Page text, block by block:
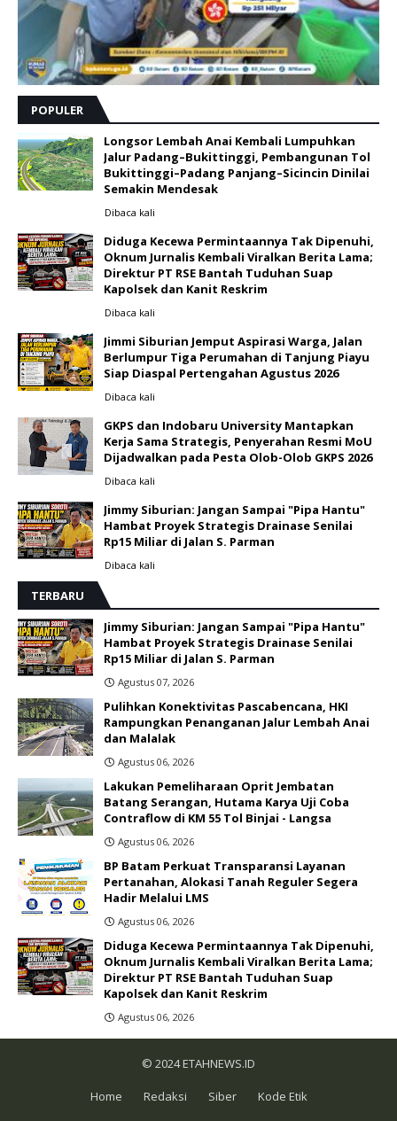
POPULER
Longsor Lembah Anai Kembali Lumpuhkan
Jalur Padang–Bukittinggi, Pembangunan Tol
Bukittinggi–Padang Panjang–Sicincin Dinilai
Semakin Mendesak
Dibaca kali
Diduga Kecewa Permintaannya Tak Dipenuhi,
Oknum Jurnalis Kembali Viralkan Berita Lama;
Direktur PT RSE Bantah Tuduhan Suap
Kapolsek dan Kanit Reskrim
Dibaca kali
Jimmi Siburian Jemput Aspirasi Warga, Jalan
Berlumpur Tiga Perumahan di Tanjung Piayu
Siap Diaspal Pertengahan Agustus 2026 ‎
Dibaca kali
GKPS dan Indobaru University Mantapkan
Kerja Sama Strategis, Penyerahan Resmi MoU
Dijadwalkan pada Pesta Olob-Olob GKPS 2026 ‎
Dibaca kali
Jimmy Siburian: Jangan Sampai "Pipa Hantu"
Hambat Proyek Strategis Drainase Senilai
Rp15 Miliar di Jalan S. Parman
Dibaca kali
TERBARU
Jimmy Siburian: Jangan Sampai "Pipa Hantu"
Hambat Proyek Strategis Drainase Senilai
Rp15 Miliar di Jalan S. Parman
Agustus 07, 2026
Pulihkan Konektivitas Pascabencana, HKI
Rampungkan Penanganan Jalur Lembah Anai
dan Malalak
Agustus 06, 2026
Lakukan Pemeliharaan Oprit Jembatan
Batang Serangan, Hutama Karya Uji Coba
Contraflow di KM 55 Tol Binjai - Langsa
Agustus 06, 2026
BP Batam Perkuat Transparansi Layanan
Pertanahan, Alokasi Tanah Reguler Segera
Hadir Melalui LMS
Agustus 06, 2026
Diduga Kecewa Permintaannya Tak Dipenuhi,
Oknum Jurnalis Kembali Viralkan Berita Lama;
Direktur PT RSE Bantah Tuduhan Suap
Kapolsek dan Kanit Reskrim
Agustus 06, 2026
© 2024ETAHNEWS.ID
Home Redaksi Siber Kode Etik